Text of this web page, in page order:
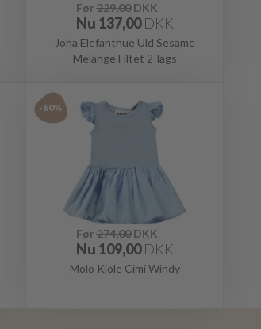
Før229,00DKK
Nu 137,00 DKK
Joha Elefanthue Uld Sesame
Melange Filtet 2-lags
-60%
Før274,00DKK
Nu 109,00 DKK
Molo Kjole Cimi Windy